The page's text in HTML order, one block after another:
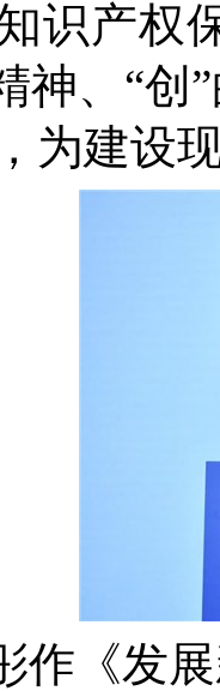
识产权
神、“创
为建设
作《发